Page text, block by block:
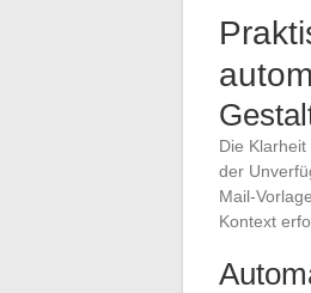
Die
der
Mail-
Kontext